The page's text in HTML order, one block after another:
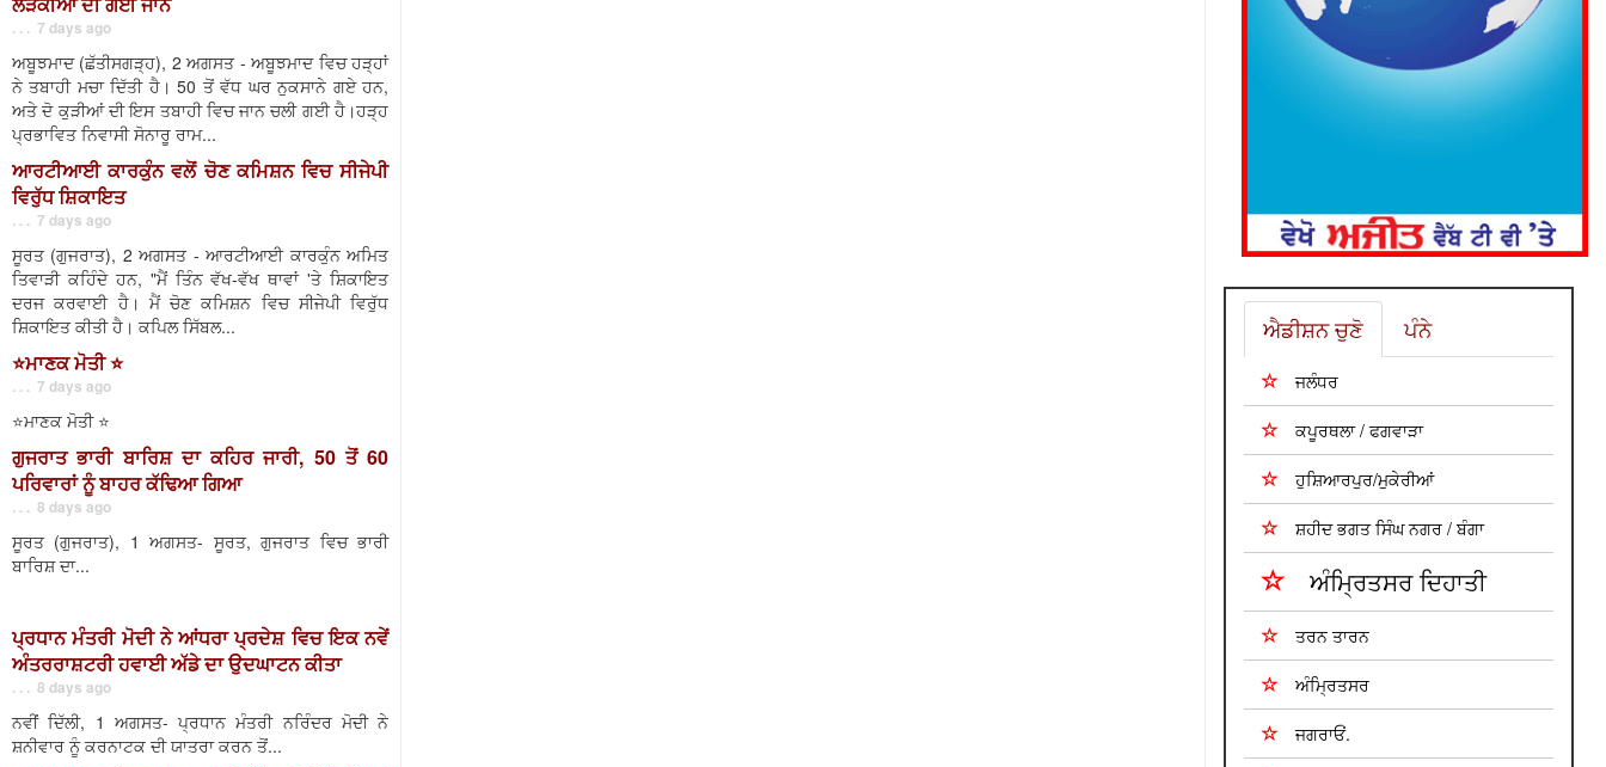
. . . 7 days ago
ਅਬੂਝਮਾਦ (ਛੱਤੀਸਗੜ੍ਹ), 2 ਅਗਸਤ - ਅਬੂਝਮਾਦ ਵਿਚ ਹੜ੍ਹਾਂ
ਨੇ ਤਬਾਹੀ ਮਚਾ ਦਿੱਤੀ ਹੈ। 50 ਤੋਂ ਵੱਧ ਘਰ ਨੁਕਸਾਨੇ ਗਏ ਹਨ,
ਅਤੇ ਦੋ ਕੁੜੀਆਂ ਦੀ ਇਸ ਤਬਾਹੀ ਵਿਚ ਜਾਨ ਚਲੀ ਗਈ ਹੈ।ਹੜ੍ਹ
ਪ੍ਰਭਾਵਿਤ ਨਿਵਾਸੀ ਸੋਨਾਰੂ ਰਾਮ...
ਆਰਟੀਆਈ ਕਾਰਕੁੰਨ ਵਲੋਂ ਚੋਣ ਕਮਿਸ਼ਨ ਵਿਚ ਸੀਜੇਪੀ
ਵਿਰੁੱਧ ਸ਼ਿਕਾਇਤ
. . . 7 days ago
ਸੂਰਤ (ਗੁਜਰਾਤ), 2 ਅਗਸਤ - ਆਰਟੀਆਈ ਕਾਰਕੁੰਨ ਅਮਿਤ
ਤਿਵਾੜੀ ਕਹਿੰਦੇ ਹਨ, "ਮੈਂ ਤਿੰਨ ਵੱਖ-ਵੱਖ ਥਾਵਾਂ 'ਤੇ ਸ਼ਿਕਾਇਤ
ਦਰਜ ਕਰਵਾਈ ਹੈ। ਮੈਂ ਚੋਣ ਕਮਿਸ਼ਨ ਵਿਚ ਸੀਜੇਪੀ ਵਿਰੁੱਧ
ਸ਼ਿਕਾਇਤ ਕੀਤੀ ਹੈ। ਕਪਿਲ ਸਿੱਬਲ...
⭐️ਮਾਣਕ ਮੋਤੀ ⭐️
. . . 7 days ago
⭐️ਮਾਣਕ ਮੋਤੀ ⭐️
ਗੁਜਰਾਤ ਭਾਰੀ ਬਾਰਿਸ਼ ਦਾ ਕਹਿਰ ਜਾਰੀ, 50 ਤੋਂ 60
ਪਰਿਵਾਰਾਂ ਨੂੰ ਬਾਹਰ ਕੱਢਿਆ ਗਿਆ
. . . 8 days ago
ਸੂਰਤ (ਗੁਜਰਾਤ), 1 ਅਗਸਤ- ਸੂਰਤ, ਗੁਜਰਾਤ ਵਿਚ ਭਾਰੀ
ਬਾਰਿਸ਼ ਦਾ...
ਪ੍ਰਧਾਨ ਮੰਤਰੀ ਮੋਦੀ ਨੇ ਆਂਧਰਾ ਪ੍ਰਦੇਸ਼ ਵਿਚ ਇਕ ਨਵੇਂ
ਅੰਤਰਰਾਸ਼ਟਰੀ ਹਵਾਈ ਅੱਡੇ ਦਾ ਉਦਘਾਟਨ ਕੀਤਾ
. . . 8 days ago
ਨਵੀਂ ਦਿੱਲੀ, 1 ਅਗਸਤ- ਪ੍ਰਧਾਨ ਮੰਤਰੀ ਨਰਿੰਦਰ ਮੋਦੀ ਨੇ
ਸ਼ਨੀਵਾਰ ਨੂੰ ਕਰਨਾਟਕ ਦੀ ਯਾਤਰਾ ਕਰਨ ਤੋਂ...
ਐਡੀਸ਼ਨ ਚੁਣੋ ਪੰਨੇ
ਜਲੰਧਰ
ਕਪੂਰਥਲਾ / ਫਗਵਾੜਾ
ਹੁਸ਼ਿਆਰਪੁਰ/ਮੁਕੇਰੀਆਂ
ਸ਼ਹੀਦ ਭਗਤ ਸਿੰਘ ਨਗਰ / ਬੰਗਾ
ਅੰਮ੍ਰਿਤਸਰ ਦਿਹਾਤੀ
ਤਰਨ ਤਾਰਨ
ਅੰਮ੍ਰਿਤਸਰ
ਜਗਰਾਓਂ.